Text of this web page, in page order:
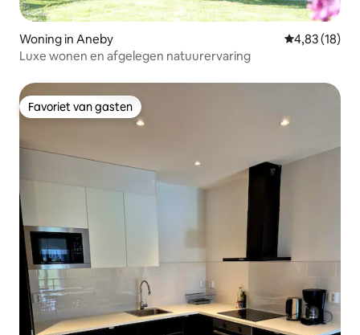
Woning in Aneby Gemiddelde
4,83 (18)
Luxe wonen en afgelegen natuurervaring
Favoriet van gasten
Favoriet van gasten